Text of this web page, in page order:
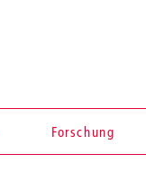
Forschung